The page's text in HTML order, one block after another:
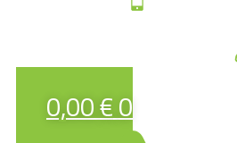
0,00€0